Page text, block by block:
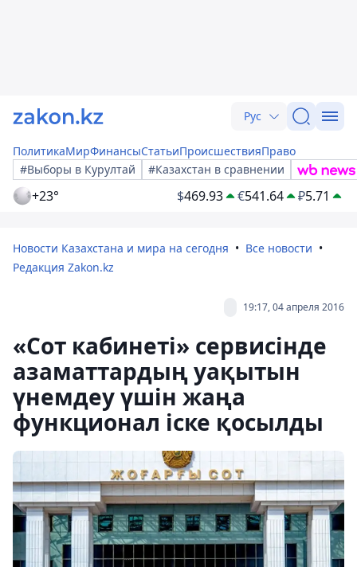
Рус
ПолитикаМирФинансыСтатьиПроисшествияПраво
#Выборы в Курултай
#Казахстан в сравнении
+23° $469.93 €541.64 ₽5.71
Новости Казахстана и мира на сегодня
Все новости
Редакция Zakon.kz
19:17, 04 апреля 2016
«Сот кабинеті» сервисінде
азаматтардың уақытын
үнемдеу үшін жаңа
функционал іске қосылды